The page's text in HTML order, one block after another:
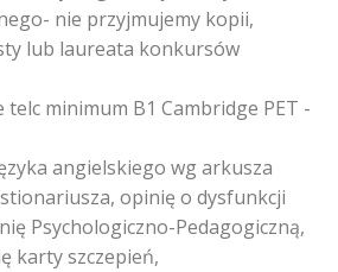
nie przyjmujemy kopii,
lub laureata konkursów
minimum B1 Cambridge PET -
angielskiego wg arkusza
opinię o dysfunkcji
Psychologiczno-Pedagogiczną,
karty szczepień,